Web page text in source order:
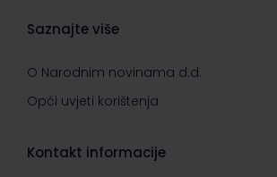
Saznajte više
O Narodnim novinama d.d.
Opći uvjeti korištenja
Kontakt informacije